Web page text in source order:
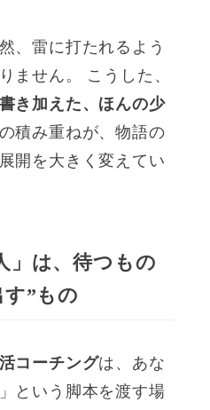
、雷に打たれるよう
ません。 こうした、
き加えた、ほんの少
積み重ねが、物語の
開を大きく変えてい
」は、待つもの
”もの
コーチングは、あな
という脚本を渡す場